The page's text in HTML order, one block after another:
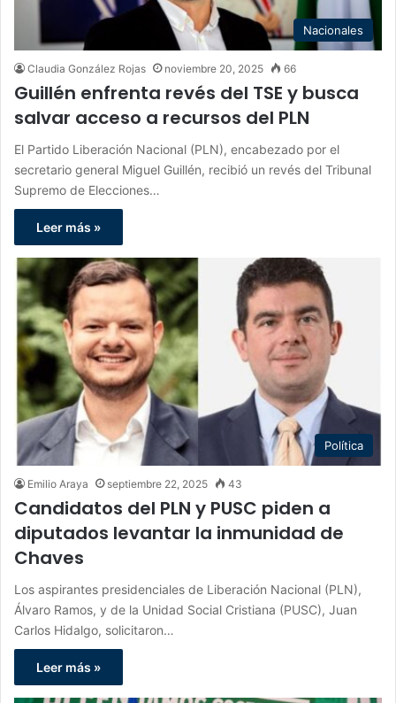
Nacionales
Claudia González Rojas noviembre 20, 2025 66
Guillén enfrenta revés del TSE y busca
salvar acceso a recursos del PLN
El Partido Liberación Nacional (PLN), encabezado por el
secretario general Miguel Guillén, recibió un revés del Tribunal
Supremo de Elecciones…
Leer más »
Política
Emilio Araya septiembre 22, 2025 43
Candidatos del PLN y PUSC piden a
diputados levantar la inmunidad de
Chaves
Los aspirantes presidenciales de Liberación Nacional (PLN),
Álvaro Ramos, y de la Unidad Social Cristiana (PUSC), Juan
Carlos Hidalgo, solicitaron…
Leer más »